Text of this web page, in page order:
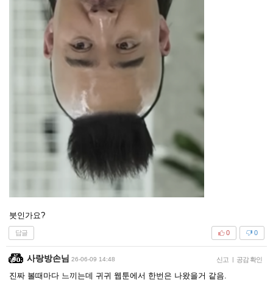
붓인가요?
답글 0
0
사랑방손님 26-06-09 14:48 신고 | 공감 확인
진짜 볼때마다 느끼는데 귀귀 웹툰에서 한번은 나왔을거 같음.